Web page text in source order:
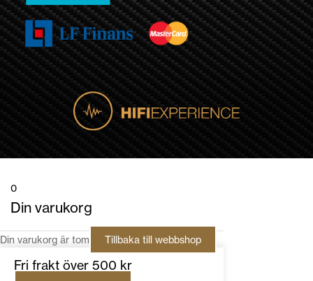
0
Din varukorg
Din varukorg är tom Tillbaka till webbshop
Fri frakt över 500 kr